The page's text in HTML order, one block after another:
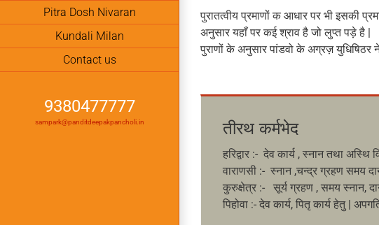
Pitra Dosh Nivaran
Kundali Milan
Contact us
9380477777
sampark@panditdeepakpancholi.in
पुरातत्वीय प्रमाणों क आधार पर भी इसकी
अनुसार यहाँ पर कई श्राव है जो लुप्त पड़े है |
पुराणों के अनुसार पांडवो के अग्रज़ युधिषिठर
तीरथ कर्मभेद
हरिद्वार :- देव कार्य , स्नान तथा अस्थि
वाराणसी :- स्नान ,चन्द्र ग्रहण समय
कुरुक्षेत्र :- सूर्य ग्रहण , समय स्नान,
पिहोवा :- देव कार्य, पितृ कार्य हेतु |